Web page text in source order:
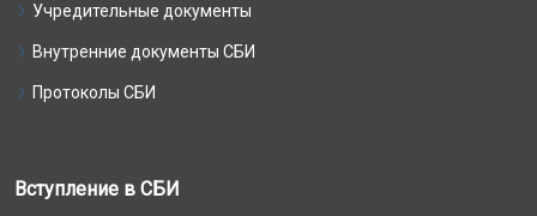
Учредительные документы
Внутренние документы СБИ
Протоколы СБИ
Вступление в СБИ